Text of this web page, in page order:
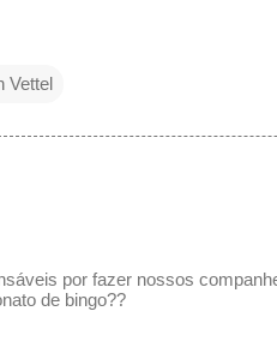
Vettel
por fazer nossos
de bingo??